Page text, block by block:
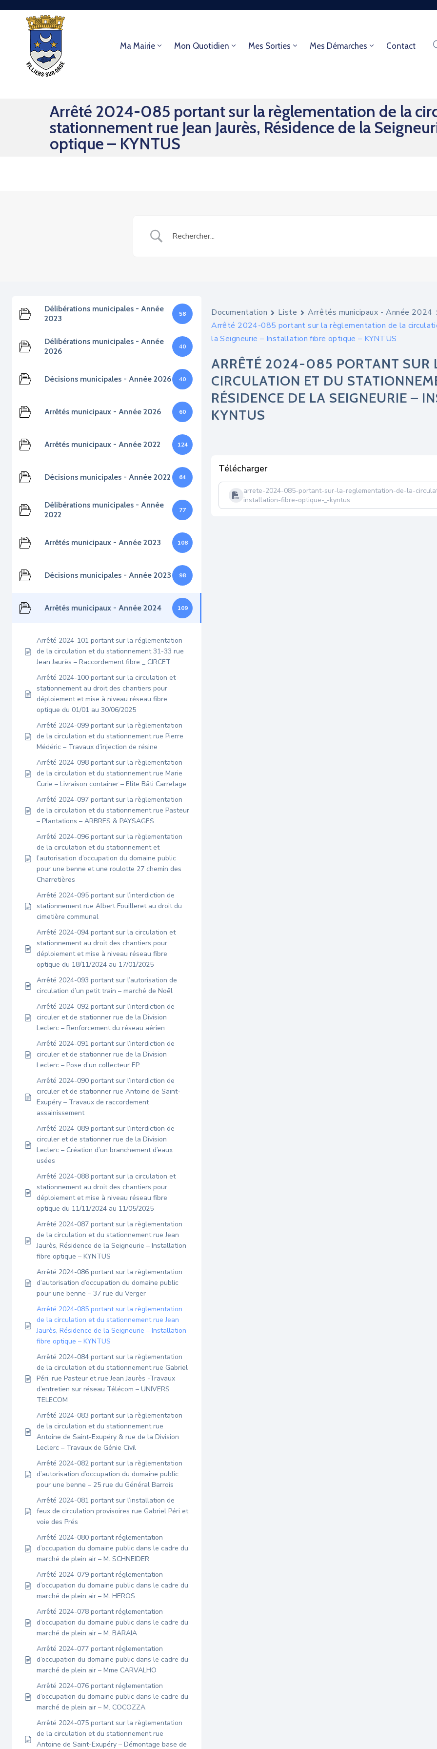
Ma Mairie Mon Quotidien Mes Sorties Mes Démarches Contact
Arrêté 2024-085 portant sur la règlementation de la
stationnement rue Jean Jaurès, Résidence de la
optique – KYNTUS
Délibérations municipales - Année
2023
58
Délibérations municipales - Année
2026
40
Décisions municipales - Année 2026 40
Arrêtés municipaux - Année 2026 60
Arrêtés municipaux - Année 2022 124
Décisions municipales - Année 2022 64
Délibérations municipales - Année
2022
77
Arrêtés municipaux - Année 2023 108
Décisions municipales - Année 2023 98
Arrêtés municipaux - Année 2024 109
Arrêté 2024-101 portant sur la réglementation
de la circulation et du stationnement 31-33 rue
Jean Jaurès – Raccordement fibre _ CIRCET
Arrêté 2024-100 portant sur la circulation et
stationnement au droit des chantiers pour
déploiement et mise à niveau réseau fibre
optique du 01/01 au 30/06/2025
Arrêté 2024-099 portant sur la règlementation
de la circulation et du stationnement rue Pierre
Médéric – Travaux d’injection de résine
Arrêté 2024-098 portant sur la règlementation
de la circulation et du stationnement rue Marie
Curie – Livraison container – Elite Bâti Carrelage
Arrêté 2024-097 portant sur la règlementation
de la circulation et du stationnement rue Pasteur
– Plantations – ARBRES & PAYSAGES
Arrêté 2024-096 portant sur la règlementation
de la circulation et du stationnement et
l’autorisation d’occupation du domaine public
pour une benne et une roulotte 27 chemin des
Charretières
Arrêté 2024-095 portant sur l’interdiction de
stationnement rue Albert Fouilleret au droit du
cimetière communal
Arrêté 2024-094 portant sur la circulation et
stationnement au droit des chantiers pour
déploiement et mise à niveau réseau fibre
optique du 18/11/2024 au 17/01/2025
Arrêté 2024-093 portant sur l’autorisation de
circulation d’un petit train – marché de Noël
Arrêté 2024-092 portant sur l’interdiction de
circuler et de stationner rue de la Division
Leclerc – Renforcement du réseau aérien
Arrêté 2024-091 portant sur l’interdiction de
circuler et de stationner rue de la Division
Leclerc – Pose d’un collecteur EP
Arrêté 2024-090 portant sur l’interdiction de
circuler et de stationner rue Antoine de Saint-
Exupéry – Travaux de raccordement
assainissement
Arrêté 2024-089 portant sur l’interdiction de
circuler et de stationner rue de la Division
Leclerc – Création d’un branchement d’eaux
usées
Arrêté 2024-088 portant sur la circulation et
stationnement au droit des chantiers pour
déploiement et mise à niveau réseau fibre
optique du 11/11/2024 au 11/05/2025
Arrêté 2024-087 portant sur la règlementation
de la circulation et du stationnement rue Jean
Jaurès, Résidence de la Seigneurie – Installation
fibre optique – KYNTUS
Arrêté 2024-086 portant sur la règlementation
d’autorisation d’occupation du domaine public
pour une benne – 37 rue du Verger
Arrêté 2024-085 portant sur la règlementation
de la circulation et du stationnement rue Jean
Jaurès, Résidence de la Seigneurie – Installation
fibre optique – KYNTUS
Arrêté 2024-084 portant sur la règlementation
de la circulation et du stationnement rue Gabriel
Péri, rue Pasteur et rue Jean Jaurès -Travaux
d’entretien sur réseau Télécom – UNIVERS
TELECOM
Arrêté 2024-083 portant sur la règlementation
de la circulation et du stationnement rue
Antoine de Saint-Exupéry & rue de la Division
Leclerc – Travaux de Génie Civil
Arrêté 2024-082 portant sur la règlementation
d’autorisation d’occupation du domaine public
pour une benne – 25 rue du Général Barrois
Arrêté 2024-081 portant sur l’installation de
feux de circulation provisoires rue Gabriel Péri et
voie des Prés
Arrêté 2024-080 portant réglementation
d’occupation du domaine public dans le cadre du
marché de plein air – M. SCHNEIDER
Arrêté 2024-079 portant réglementation
d’occupation du domaine public dans le cadre du
marché de plein air – M. HEROS
Arrêté 2024-078 portant réglementation
d’occupation du domaine public dans le cadre du
marché de plein air – M. BARAIA
Arrêté 2024-077 portant réglementation
d’occupation du domaine public dans le cadre du
marché de plein air – Mme CARVALHO
Arrêté 2024-076 portant réglementation
d’occupation du domaine public dans le cadre du
marché de plein air – M. COCOZZA
Arrêté 2024-075 portant sur la règlementation
de la circulation et du stationnement rue
Antoine de Saint-Exupéry – Démontage base de
Documentation Liste
Arrêtés municipaux - Année 2024
Arrêté 2024-085 portant sur la règlementation de la
la Seigneurie – Installation fibre optique – KYNTUS
ARRÊTÉ 2024-085 PORTANT SUR
CIRCULATION ET DU
RÉSIDENCE DE LA SEIGNEURIE –
KYNTUS
Télécharger
arrete-2024-085-portant-sur-la-reglementation-de-la-
installation-fibre-optique-_-kyntus